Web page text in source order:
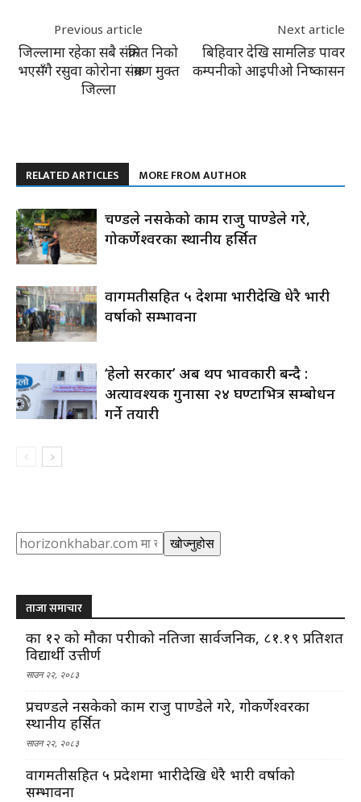
Previous article
जिल्लामा रहेका सबै संक्रमित निको
भएसँगै रसुवा कोरोना संक्रमण मुक्त
जिल्ला
Next article
बिहिवार देखि सामलिङ पावर
कम्पनीको आइपीओ निष्कासन
RELATED ARTICLES MORE FROM AUTHOR
प्रचण्डले नसकेको काम राजु पाण्डेले गरे,
गोकर्णेश्वरका स्थानीय हर्सित
वागमतीसहित ५ प्रदेशमा भारीदेखि धेरै भारी
वर्षाको सम्भावना
‘हेलो सरकार’ अब थप प्रभावकारी बन्दै :
अत्यावश्यक गुनासा २४ घण्टाभित्र सम्बोधन
गर्ने तयारी
Search खोज्नुहोस
ताजा समाचार
कक्षा १२ को मौका परीक्षाको नतिजा सार्वजनिक, ८१.१९ प्रतिशत
विद्यार्थी उत्तीर्ण
साउन २२, २०८३
प्रचण्डले नसकेको काम राजु पाण्डेले गरे, गोकर्णेश्वरका
स्थानीय हर्सित
साउन २२, २०८३
वागमतीसहित ५ प्रदेशमा भारीदेखि धेरै भारी वर्षाको
सम्भावना